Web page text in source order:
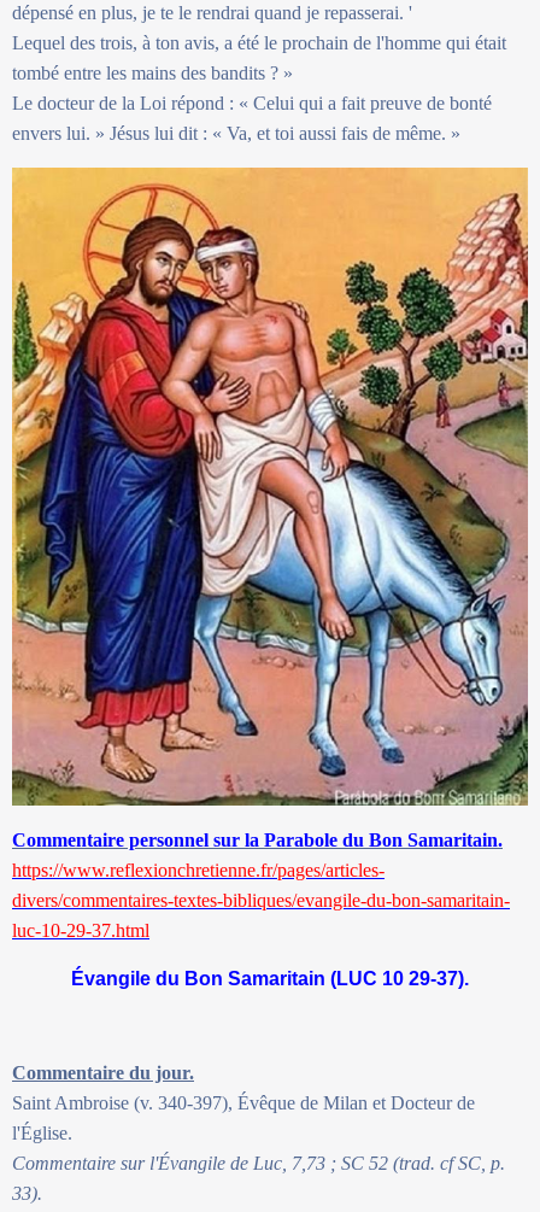
dépensé en plus, je te le rendrai quand je repasserai. '
Lequel des trois, à ton avis, a été le prochain de l'homme qui était
tombé entre les mains des bandits ? »
Le docteur de la Loi répond : « Celui qui a fait preuve de bonté
envers lui. » Jésus lui dit : « Va, et toi aussi fais de même. »
Commentaire personnel sur la Parabole du Bon Samaritain.
https://www.reflexionchretienne.fr/pages/articles-
divers/commentaires-textes-bibliques/evangile-du-bon-samaritain-
luc-10-29-37.html
Évangile du Bon Samaritain (LUC 10 29-37).
Commentaire du jour.
Saint Ambroise (v. 340-397), Évêque de Milan et Docteur de
l'Église.
Commentaire sur l'Évangile de Luc, 7,73 ; SC 52 (trad. cf SC, p.
33).